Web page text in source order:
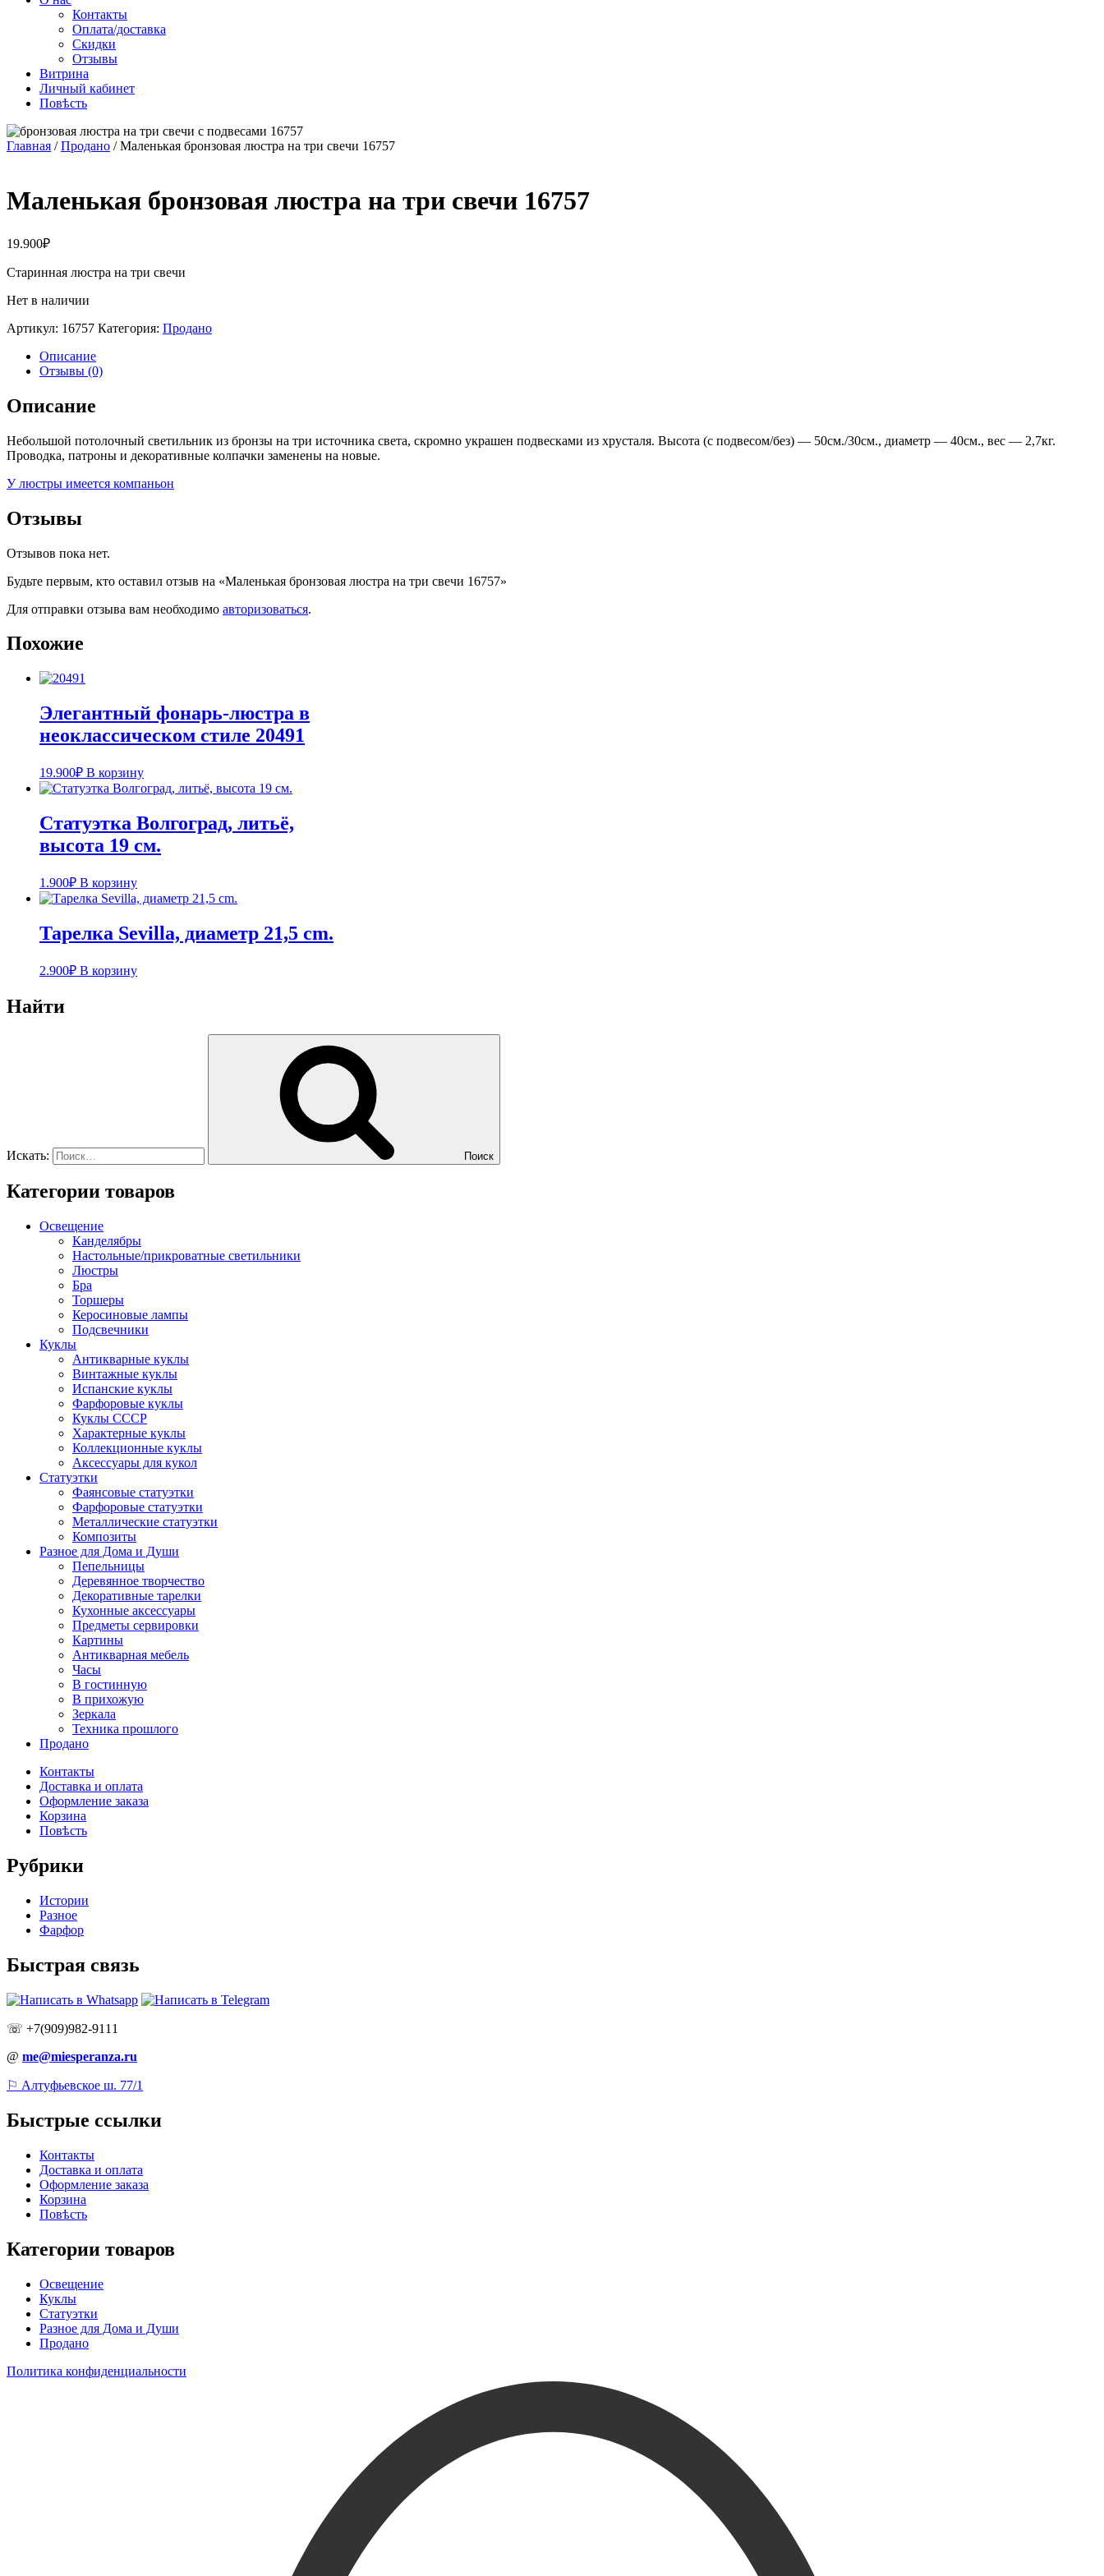
Контакты
Оплата/доставка
Скидки
Отзывы
Витрина
Личный кабинет
Повѣсть
Главная /Продано / Маленькая бронзовая люстра на три свечи 16757
Маленькая бронзовая люстра на три свечи 16757
19.900₽
Старинная люстра на три свечи
Нет в наличии
Артикул: 16757 Категория: Продано
Описание
Отзывы (0)
Описание
Небольшой потолочный светильник из бронзы на три источника света, скромно украшен подвесками из хрусталя. Высота (с подвесом/без) — 50см./30см., диаметр — 40см., вес — 2,7кг.
Проводка, патроны и декоративные колпачки заменены на новые.
У люстры имеется компаньон
Отзывы
Отзывов пока нет.
Будьте первым, кто оставил отзыв на «Маленькая бронзовая люстра на три свечи 16757»
Для отправки отзыва вам необходимо авторизоваться.
Похожие
Элегантный фонарь-люстра в
неоклассическом стиле 20491
19.900₽ В корзину
Статуэтка Волгоград, литьё,
высота 19 см.
1.900₽ В корзину
Тарелка Sevilla, диаметр 21,5 cm.
2.900₽ В корзину
Найти
Искать: Поиск
Категории товаров
Освещение
Канделябры
Настольные/прикроватные светильники
Люстры
Бра
Торшеры
Керосиновые лампы
Подсвечники
Куклы
Антикварные куклы
Винтажные куклы
Испанские куклы
Фарфоровые куклы
Куклы СССР
Характерные куклы
Коллекционные куклы
Аксессуары для кукол
Статуэтки
Фаянсовые статуэтки
Фарфоровые статуэтки
Металлические статуэтки
Композиты
Разное для Дома и Души
Пепельницы
Деревянное творчество
Декоративные тарелки
Кухонные аксессуары
Предметы сервировки
Картины
Антикварная мебель
Часы
В гостинную
В прихожую
Зеркала
Техника прошлого
Продано
Контакты
Доставка и оплата
Оформление заказа
Корзина
Повѣсть
Рубрики
Истории
Разное
Фарфор
Быстрая связь
☏ +7(909)982-9111
@ me@miesperanza.ru
⚐ Алтуфьевское ш. 77/1
Быстрые ссылки
Контакты
Доставка и оплата
Оформление заказа
Корзина
Повѣсть
Категории товаров
Освещение
Куклы
Статуэтки
Разное для Дома и Души
Продано
Политика конфиденциальности